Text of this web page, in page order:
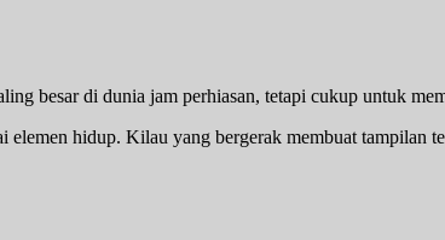
besar di dunia jam perhiasan, tetapi cukup untuk
hidup. Kilau yang bergerak membuat tampilan